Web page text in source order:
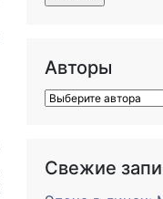
Авторы
Свежие